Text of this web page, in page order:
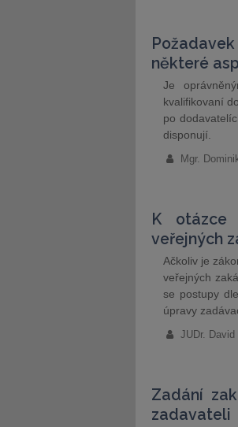
některé
Je
kvalifikovaní
po
disponují.
Mgr.
K otázce
veřejných
Ačkoliv je
veřejných
se postupy
úpravy
JUDr.
Zadání
zadavateli